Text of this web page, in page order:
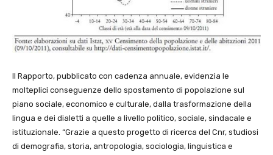
Il Rapporto, pubblicato con cadenza annuale, evidenzia le
molteplici conseguenze dello spostamento di popolazione sul
piano sociale, economico e culturale, dalla trasformazione della
lingua e dei dialetti a quelle a livello politico, sociale, sindacale e
istituzionale. “Grazie a questo progetto di ricerca del Cnr, studiosi
di demografia, storia, antropologia, sociologia, linguistica e